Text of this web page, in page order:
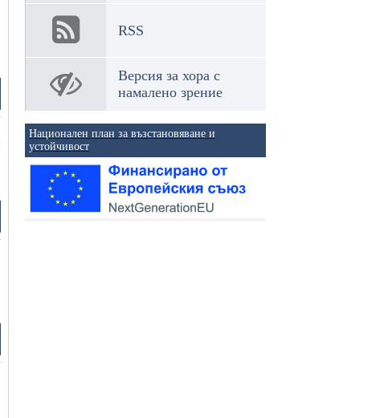
RSS
Версия за хора с
намалено зрение
Национален план за възстановяване и
устойчивост